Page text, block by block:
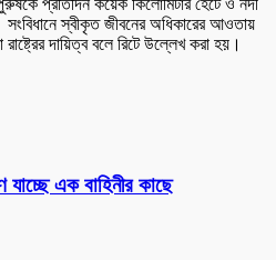
প্রতিদিন কয়েক কিলোমিটার হেঁটে ও নদী
সংবিধানে স্বীকৃত জীবনের অধিকারের আওতায়
দায়িত্ব বলে রিটে উল্লেখ করা হয়।
যাচ্ছে এক বাহিনীর কাছে